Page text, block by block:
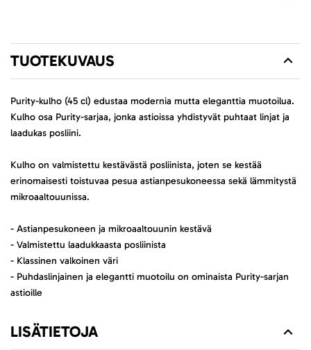
TUOTEKUVAUS
Purity-kulho (45 cl) edustaa modernia mutta eleganttia muotoilua.
Kulho osa Purity-sarjaa, jonka astioissa yhdistyvät puhtaat linjat ja
laadukas posliini.
Kulho on valmistettu kestävästä posliinista, joten se kestää
erinomaisesti toistuvaa pesua astianpesukoneessa sekä lämmitystä
mikroaaltouunissa.
- Astianpesukoneen ja mikroaaltouunin kestävä
- Valmistettu laadukkaasta posliinista
- Klassinen valkoinen väri
- Puhdaslinjainen ja elegantti muotoilu on ominaista Purity-sarjan
astioille
LISÄTIETOJA